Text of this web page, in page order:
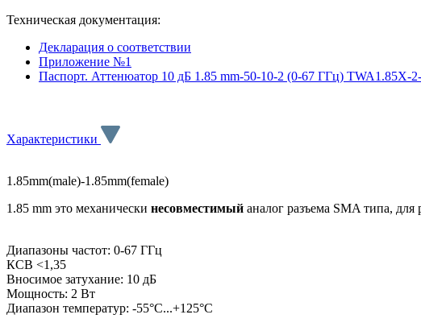
Техническая документация:
Декларация о соответствии
Приложение №1
Паспорт. Аттенюатор 10 дБ 1.85 mm-50-10-2 (0-67 ГГц) TWA1.85X-
Характеристики
1.85mm(male)-1.85mm(female)
1.85 mm это механически несовместимый аналог разъема SMA типа,
Диапазоны частот: 0-67 ГГц
КСВ <1,35
Вносимое затухание: 10 дБ
Мощность: 2 Вт
Диапазон температур: -55°C...+125°C